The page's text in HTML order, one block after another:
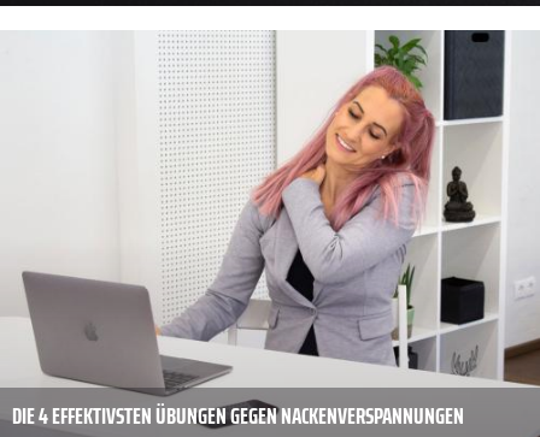
DIE 4 EFFEKTIVSTEN ÜBUNGEN GEGEN NACKENVERSPANNUNGEN